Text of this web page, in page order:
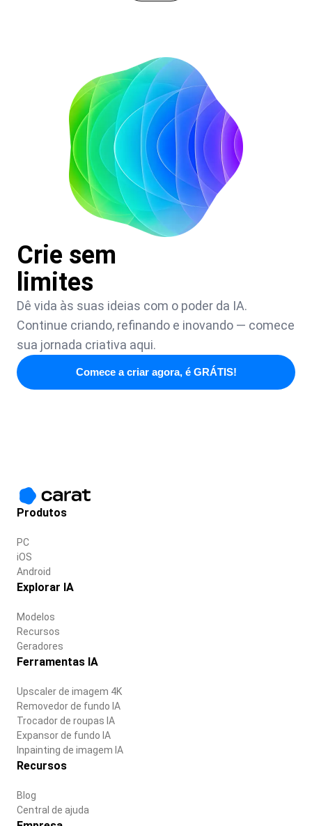
Crie sem
limites
Dê vida às suas ideias com o poder da IA.
Continue criando, refinando e inovando — comece
sua jornada criativa aqui.
Comece a criar agora, é GRÁTIS!
Produtos
PC
iOS
Android
Explorar IA
Modelos
Recursos
Geradores
Ferramentas IA
Upscaler de imagem 4K
Removedor de fundo IA
Trocador de roupas IA
Expansor de fundo IA
Inpainting de imagem IA
Recursos
Blog
Central de ajuda